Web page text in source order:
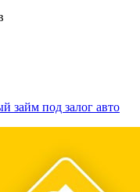
займ под залог авто